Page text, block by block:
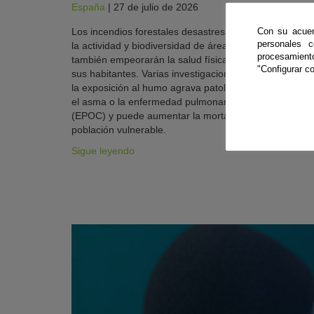
España | 27 de julio de 2026
Los incendios forestales desastres no solo
la actividad y biodiversidad de áreas colindantes, sino
también empeorarán la salud física y psicológica de
sus habitantes. Varias investigaciones advierten de
la exposición al humo agrava patologías previas como
el asma o la enfermedad pulmonar obstructiva crónica
(EPOC) y puede aumentar la mortalidad prematura de
población vulnerable.
Sigue leyendo
Con su
personales
"Configurar